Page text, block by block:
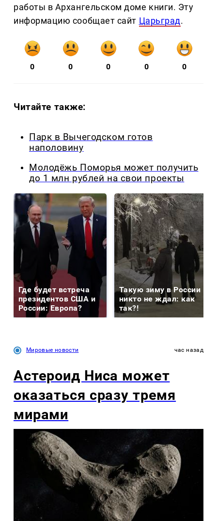
работы в Архангельском доме книги. Эту
информацию сообщает сайт Царьград.
0 0 0 0 0
Читайте также:
Парк в Вычегодском готов
наполовину
Молодёжь Поморья может получить
до 1 млн рублей на свои проекты
Где будет встреча
президентов США и
России: Европа?
Такую зиму в России
никто не ждал: как
так?!
Мировые новости час назад
Астероид Ниса может
оказаться сразу тремя
мирами